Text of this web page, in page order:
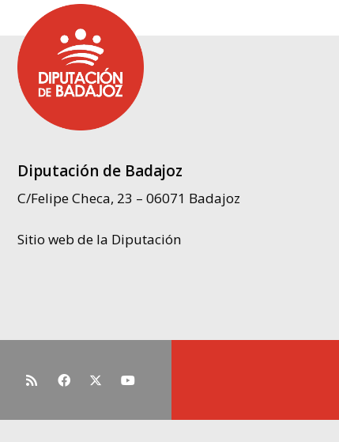
Diputación de Badajoz
C/Felipe Checa, 23 – 06071 Badajoz
Sitio web de la Diputación